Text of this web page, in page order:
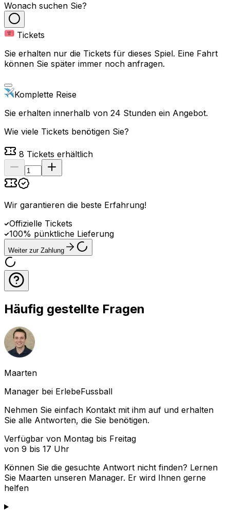
Wonach suchen Sie?
Tickets
Sie erhalten nur die Tickets für dieses Spiel. Eine Fahrt
können Sie später immer noch anfragen.
Komplette Reise
Sie erhalten innerhalb von 24 Stunden ein Angebot.
Wie viele Tickets benötigen Sie?
8 Tickets erhältlich
Wir garantieren die beste Erfahrung!
Offizielle Tickets
100% pünktliche Lieferung
Weiter zur Zahlung
Häufig gestellte Fragen
Maarten
Manager bei ErlebeFussball
Nehmen Sie einfach Kontakt mit ihm auf und erhalten
Sie alle Antworten, die Sie benötigen.
Verfügbar von Montag bis Freitag
von 9 bis 17 Uhr
Können Sie die gesuchte Antwort nicht finden? Lernen
Sie Maarten unseren Manager. Er wird Ihnen gerne
helfen